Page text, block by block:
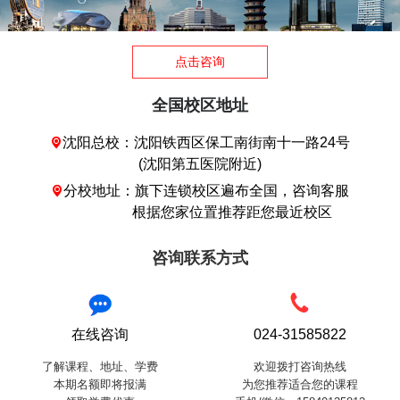
点击咨询
全国校区地址
沈阳总校：沈阳铁西区保工南街南十一路24号
(沈阳第五医院附近)
分校地址：旗下连锁校区遍布全国，咨询客服
根据您家位置推荐距您最近校区
咨询联系方式
在线咨询
了解课程、地址、学费
本期名额即将报满
024-31585822
欢迎拨打咨询热线
为您推荐适合您的课程